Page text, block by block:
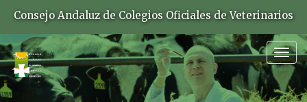
Consejo Andaluz de Colegios Oficiales de Veterinarios